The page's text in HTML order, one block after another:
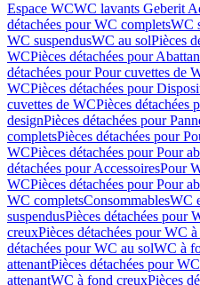
Espace WCWC lavants Geberit
détachées pour WC completsWC
WC suspendusWC au solPièces
WCPièces détachées pour
détachées pour Pour cuvettes de
WCPièces détachées pour
cuvettes de WCPièces détachées
designPièces détachées pour
completsPièces détachées pour
WCPièces détachées pour Pour
détachées pour AccessoiresPour
WCPièces détachées pour Pour
WC completsConsommablesWC
suspendusPièces détachées pour
creuxPièces détachées pour WC
détachées pour WC au solWC à
attenantPièces détachées pour
attenantWC à fond creuxPièces